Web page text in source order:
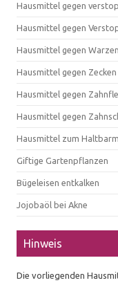
Hausmittel gegen
Hausmittel gegen
Hausmittel gegen Warzen
Hausmittel gegen Zecken
Hausmittel gegen
Hausmittel gegen
Hausmittel zum
Giftige Gartenpflanzen
Bügeleisen entkalken
Jojobaöl bei Akne
Hinweis
Die vorliegenden